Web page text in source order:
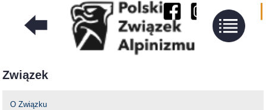
Związek
O Związku